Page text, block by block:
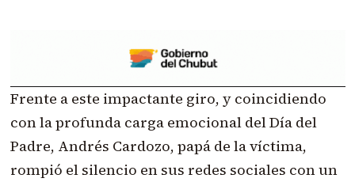
Frente a este impactante giro, y coincidiendo
con la profunda carga emocional del Día del
Padre, Andrés Cardozo, papá de la víctima,
rompió el silencio en sus redes sociales con un